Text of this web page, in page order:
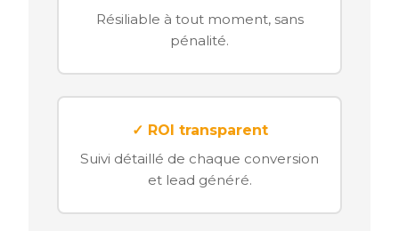
Résiliable à tout moment, sans
pénalité.
✓ ROI transparent
Suivi détaillé de chaque conversion
et lead généré.